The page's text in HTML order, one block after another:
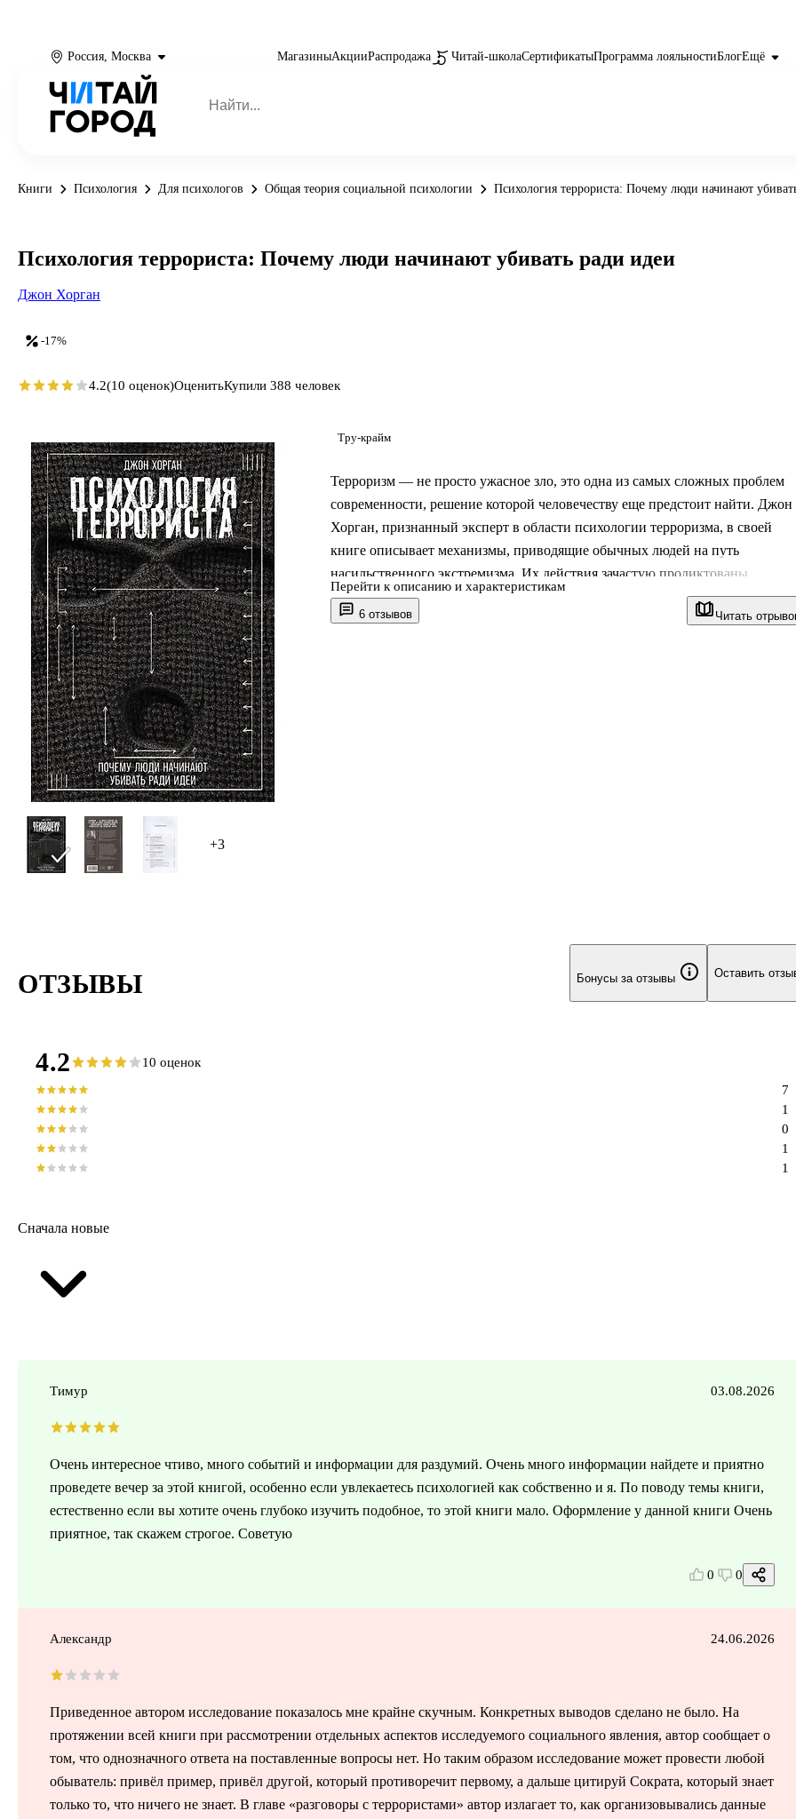
Россия, Москва МагазиныАкцииРаспродажа Читай-школаСертификатыПрограмма лояльностиБлогЕщё
Книги Психология Для психологов Общая теория социальной психологии Психология террориста: Почему люди начинают
+3
6 отзывов Читать
Тру-крайм
Терроризм — не просто ужасное зло, это одна из самых сложных проблем
современности, решение которой человечеству еще предстоит найти. Джон
Хорган, признанный эксперт в области психологии терроризма, в своей
книге описывает механизмы, приводящие обычных людей на путь
насильственного экстремизма. Их действия зачастую продиктованы
разрушительной идеологией, которая оправдывает применение насилия во
имя больших целей, однако мотивация террористов может казаться
Перейти к описанию и характеристикам
-17%
Психология террориста: Почему люди начинают убивать ради идеи
Джон Хорган
4.2(10 оценок)ОценитьКупили 388 человек
ОТЗЫВЫ Бонусы за отзывы Оставить
4.2 10 оценок
1
1
0
1
7
Сначала новые
Тимур 03.08.2026
Очень интересное чтиво, много событий и информации для раздумий. Очень много информации найдете и приятно
проведете вечер за этой книгой, особенно если увлекаетесь психологией как собственно и я. По поводу темы книги,
естественно если вы хотите очень глубоко изучить подобное, то этой книги мало. Оформление у данной книги Очень
приятное, так скажем строгое. Советую
0 0
Александр 24.06.2026
Приведенное автором исследование показалось мне крайне скучным. Конкретных выводов сделано не было. На
протяжении всей книги при рассмотрении отдельных аспектов исследуемого социального явления, автор сообщает о
том, что однозначного ответа на поставленные вопросы нет. Но таким образом исследование может провести любой
обыватель: привёл пример, привёл другой, который противоречит первому, а дальше цитируй Сократа, который знает
только то, что ничего не знает. В главе «разговоры с террористами» автор излагает то, как организовывались данные